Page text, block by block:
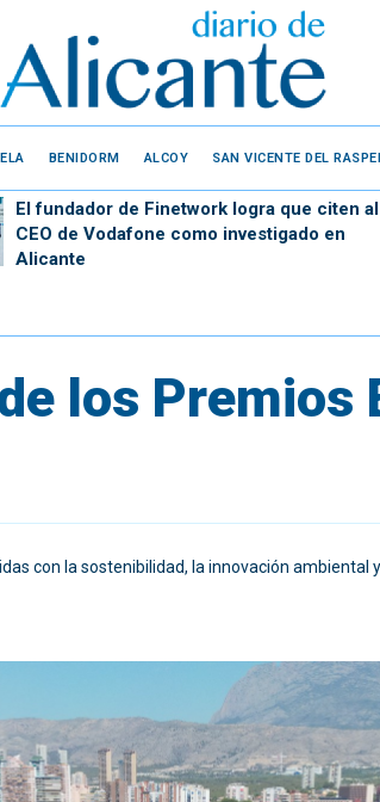
BENIDORM ALCOY SAN VICENTE DEL
El fundador de Finetwork logra que citen al
CEO de Vodafone como investigado en
Alicante
los Premios
con la sostenibilidad, la innovación ambiental